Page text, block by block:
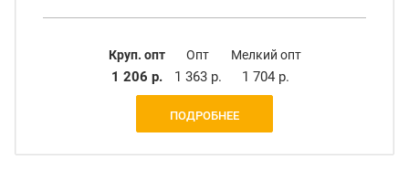
Круп. опт
1 206 р.
Опт
1 363 р.
Мелкий опт
1 704 р.
ПОДРОБНЕЕ